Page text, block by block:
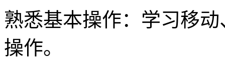
熟悉基本操作：学习移
操作。